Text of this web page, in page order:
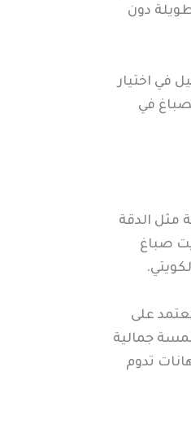
دون
في اختيار
في
مثل الدقة
صباغ
على
جمالية
تدوم